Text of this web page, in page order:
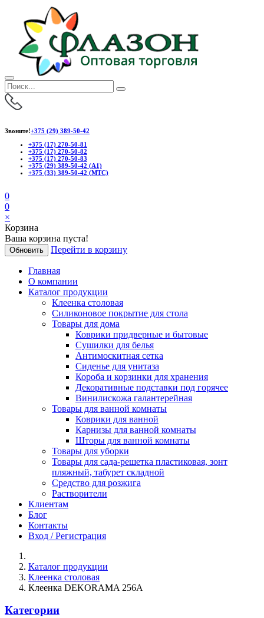
Звоните!+375 (29) 389-50-42
+375 (17) 270-50-81
+375 (17) 270-50-82
+375 (17) 270-50-83
+375 (29) 389-50-42 (А1)
+375 (33) 389-50-42 (МТС)
0
0
×
Корзина
Ваша корзина пуста!
Обновить Перейти в корзину
Главная
О компании
Каталог продукции
Клеенка столовая
Силиконовое покрытие для стола
Товары для дома
Коврики придверные и бытовые
Сушилки для белья
Антимоскитная сетка
Сиденье для унитаза
Короба и корзинки для хранения
Декоративные подставки под горячее
Винилискожа галантерейная
Товары для ванной комнаты
Коврики для ванной
Карнизы для ванной комнаты
Шторы для ванной комнаты
Товары для уборки
Товары для сада-решетка пластиковая, зонт
пляжный, табурет складной
Средство для розжига
Растворители
Клиентам
Блог
Контакты
Вход / Регистрация
Каталог продукции
Клеенка столовая
Клеенка DEKORAMA 256A
Категории